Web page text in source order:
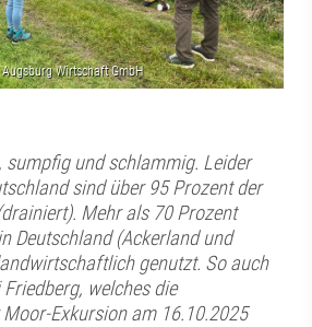
sumpfig und schlammig. Leider
sind über 95 Prozent der
Mehr als 70 Prozent
Deutschland (Ackerland und
genutzt. So auch
welches die
Moor-Exkursion am 16.10.2025